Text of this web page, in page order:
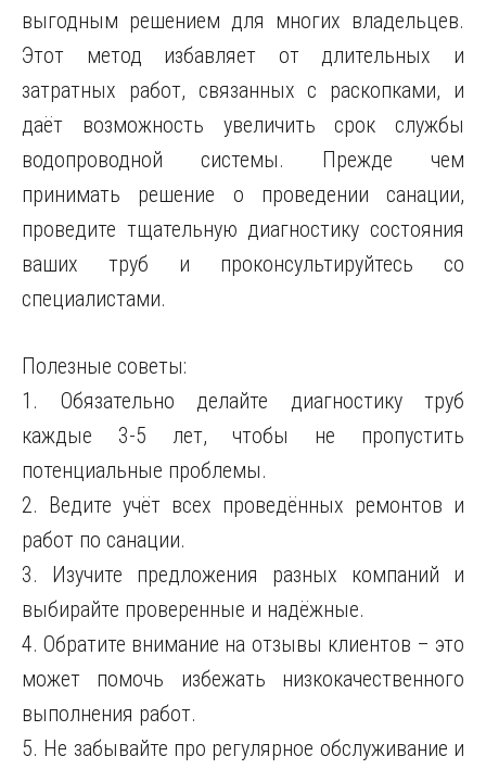
выгодным решением для многих владельцев.
Этот метод избавляет от длительных и
затратных работ, связанных с раскопками, и
даёт возможность увеличить срок службы
водопроводной системы. Прежде чем
принимать решение о проведении санации,
проведите тщательную диагностику состояния
ваших труб и проконсультируйтесь со
специалистами.
Полезные советы:
1. Обязательно делайте диагностику труб
каждые 3-5 лет, чтобы не пропустить
потенциальные проблемы.
2. Ведите учёт всех проведённых ремонтов и
работ по санации.
3. Изучите предложения разных компаний и
выбирайте проверенные и надёжные.
4. Обратите внимание на отзывы клиентов – это
может помочь избежать низкокачественного
выполнения работ.
5. Не забывайте про регулярное обслуживание и